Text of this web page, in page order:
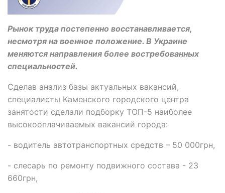
Рынок труда постепенно восстанавливается,
несмотря на военное положение. В Украине
меняются направления более востребованных
специальностей.
Сделав анализ базы актуальных вакансий,
специалисты Каменского городского центра
занятости сделали подборку ТОП-5 наиболее
высокооплачиваемых вакансий города:
- водитель автотранспортных средств – 50 000грн,
- слесарь по ремонту подвижного состава - 23
660грн,